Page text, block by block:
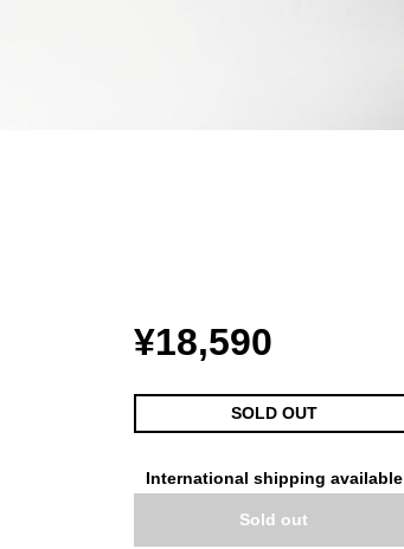
¥18,590
SOLD OUT
International shipping available
Sold out